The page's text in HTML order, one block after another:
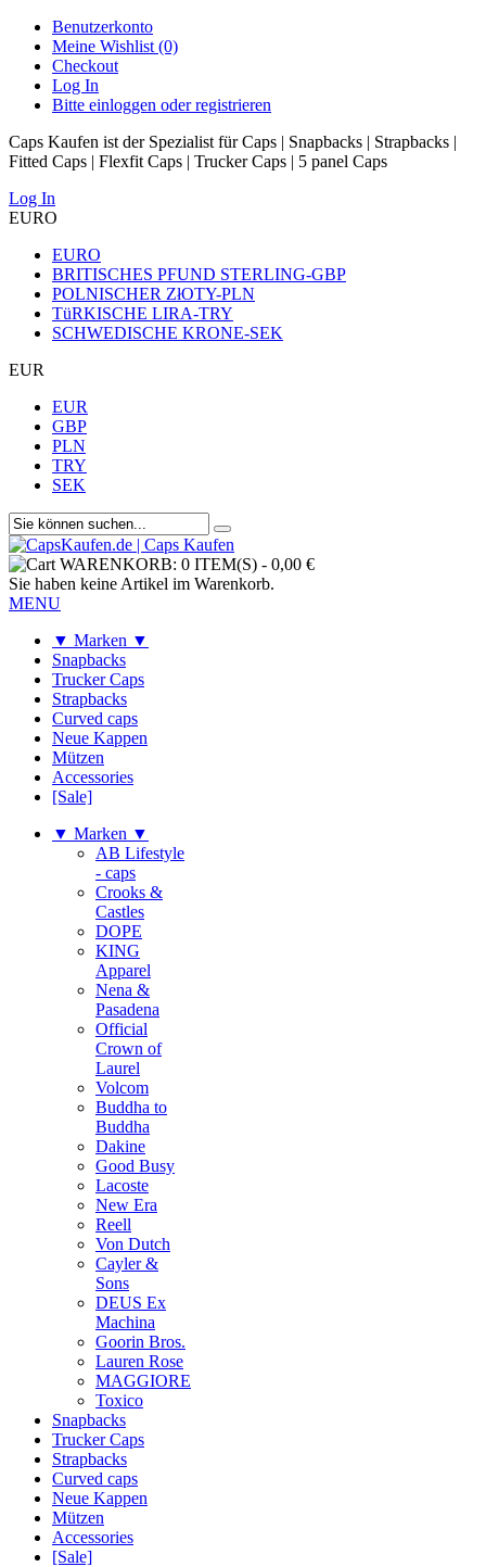
Benutzerkonto
Meine Wishlist (0)
Checkout
Log In
Bitte einloggen oder registrieren
Caps Kaufen ist der Spezialist für Caps | Snapbacks | Strapbacks |
Fitted Caps | Flexfit Caps | Trucker Caps | 5 panel Caps
Log In
EURO
EURO
BRITISCHES PFUND STERLING-GBP
POLNISCHER ZłOTY-PLN
TüRKISCHE LIRA-TRY
SCHWEDISCHE KRONE-SEK
EUR
EUR
GBP
PLN
TRY
SEK
WARENKORB: 0 ITEM(S) - 0,00 €
Sie haben keine Artikel im Warenkorb.
MENU
▼ Marken ▼
Snapbacks
Trucker Caps
Strapbacks
Curved caps
Neue Kappen
Mützen
Accessories
[Sale]
▼ Marken ▼
AB Lifestyle
- caps
Crooks &
Castles
DOPE
KING
Apparel
Nena &
Pasadena
Official
Crown of
Laurel
Volcom
Buddha to
Buddha
Dakine
Good Busy
Lacoste
New Era
Reell
Von Dutch
Cayler &
Sons
DEUS Ex
Machina
Goorin Bros.
Lauren Rose
MAGGIORE
Toxico
Snapbacks
Trucker Caps
Strapbacks
Curved caps
Neue Kappen
Mützen
Accessories
[Sale]